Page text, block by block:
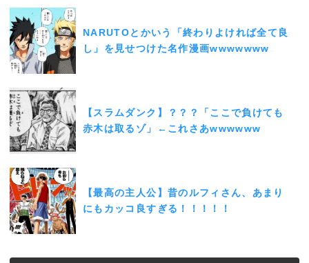
NARUTOとかいう「終わりよければ全て良
し」を見せつけた名作漫画wwwwwww
【スラムダンク】？？？「ここで負けても
赤木は取るゾ」←これさあwwwwww
【最高の主人公】昔のルフィさん、あまり
にもカッコ良すぎる！！！！！